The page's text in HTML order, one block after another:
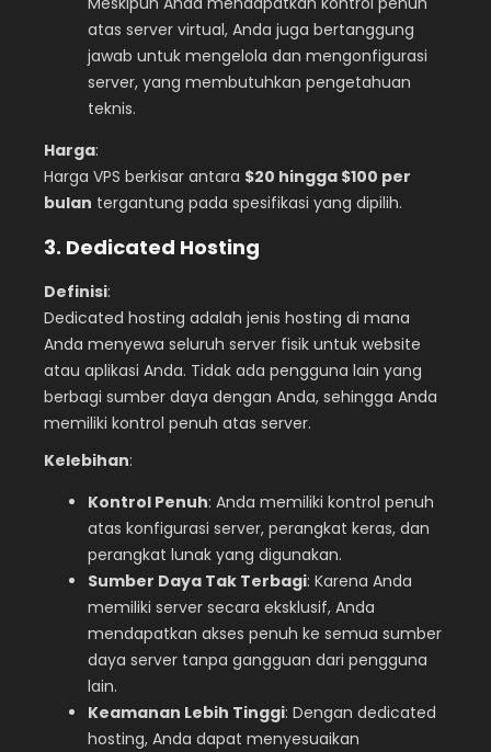
atas server virtual, Anda juga bertanggung
jawab untuk mengelola dan mengonfigurasi
server, yang membutuhkan pengetahuan
teknis.
Harga:
Harga VPS berkisar antara $20 hingga $100 per
bulan tergantung pada spesifikasi yang dipilih.
3. Dedicated Hosting
Definisi:
Dedicated hosting adalah jenis hosting di mana
Anda menyewa seluruh server fisik untuk website
atau aplikasi Anda. Tidak ada pengguna lain yang
berbagi sumber daya dengan Anda, sehingga Anda
memiliki kontrol penuh atas server.
Kelebihan:
Kontrol Penuh: Anda memiliki kontrol penuh
atas konfigurasi server, perangkat keras, dan
perangkat lunak yang digunakan.
Sumber Daya Tak Terbagi: Karena Anda
memiliki server secara eksklusif, Anda
mendapatkan akses penuh ke semua sumber
daya server tanpa gangguan dari pengguna
lain.
Keamanan Lebih Tinggi: Dengan dedicated
hosting, Anda dapat menyesuaikan